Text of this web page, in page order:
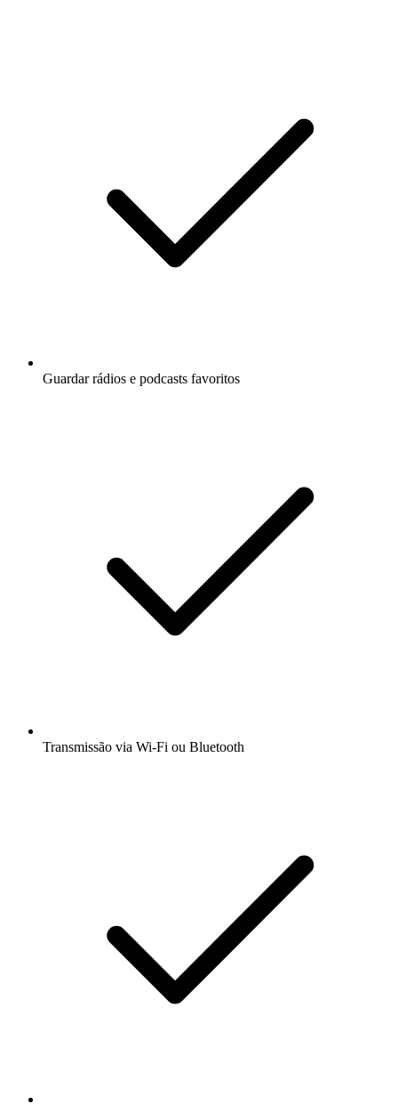
Guardar rádios e podcasts favoritos
Transmissão via Wi-Fi ou Bluetooth